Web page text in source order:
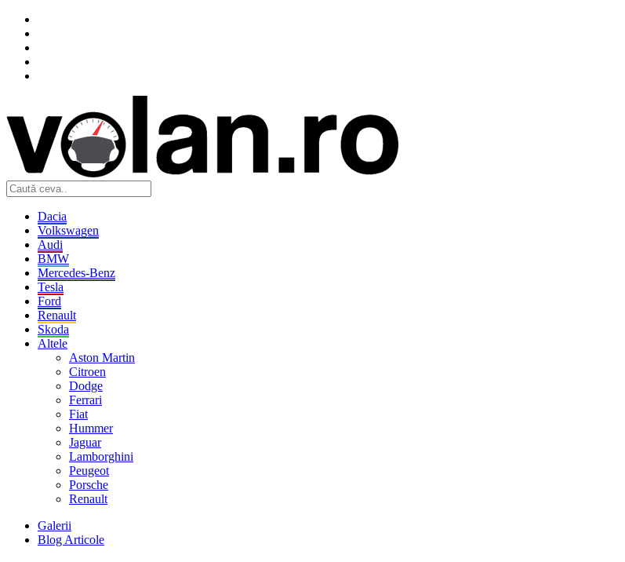
Dacia
Volkswagen
Audi
BMW
Mercedes-Benz
Tesla
Ford
Renault
Skoda
Altele
Aston Martin
Citroen
Dodge
Ferrari
Fiat
Hummer
Jaguar
Lamborghini
Peugeot
Porsche
Renault
Galerii
Blog Articole